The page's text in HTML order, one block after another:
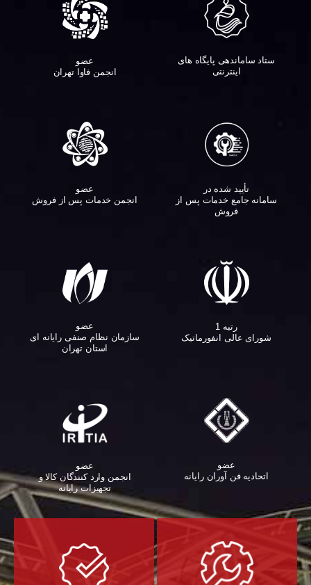
ستاد ساماندهی پایگاه های
اینترنتی
عضو
انجمن فاوا تهران
تأیید شده در
سامانه جامع خدمات پس از
فروش
عضو
انجمن خدمات پس از فروش
رتبه 1
شورای عالی انفورماتیک
عضو
سازمان نظام صنفی رایانه ای
استان تهران
عضو
اتحادیه فن آوران رایانه
عضو
انجمن وارد کنندگان کالا و
تجهیزات رایانه‌